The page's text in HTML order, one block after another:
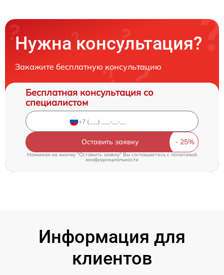
Нужна консультация?
Закажите бесплатную консультацию
Бесплатная консультация со
специалистом
Оставить заявку
Нажимая на кнопку "Оставить заявку" Вы соглашаетесь cполитикой
конфиденциальности
Информация для
клиентов